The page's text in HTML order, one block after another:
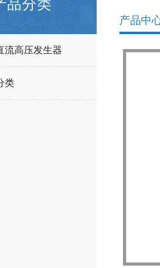
品分类
流高压发生器
类
产品中